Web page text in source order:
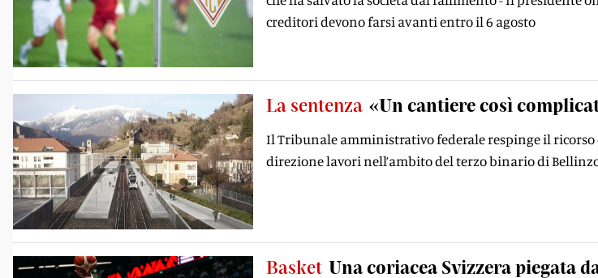
creditori devono farsi avanti entro il 6 agosto
La sentenza «Un cantiere così
Il Tribunale amministrativo federale respinge il
direzione lavori nell’ambito del terzo binario di
Basket Una coriacea Svizzera piegata